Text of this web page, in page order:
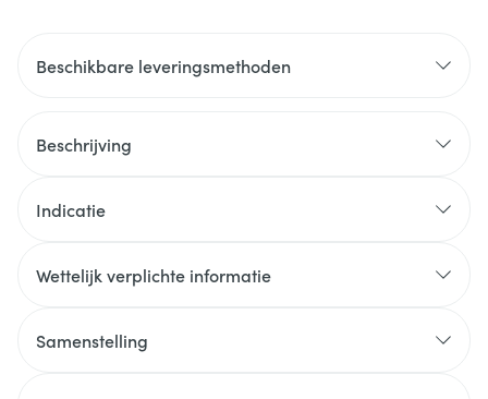
Beschikbare leveringsmethoden
Beschrijving
Indicatie
Wettelijk verplichte informatie
Samenstelling